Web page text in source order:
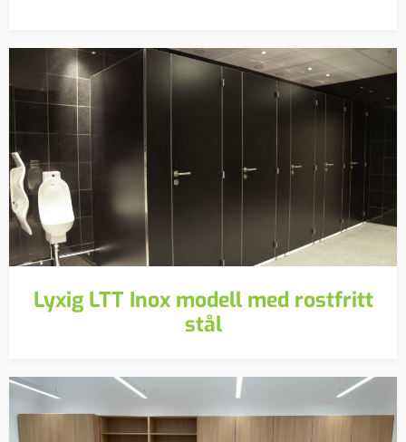
Lyxig LTT Inox modell med rostfritt
stål